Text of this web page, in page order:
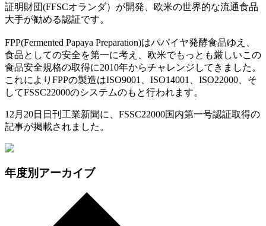
証明財団(FFSCオランダ）が開発、欧米の世界的な流通食品
大手が勧める認証です。
FPP(Fermented Papaya Preparation)はパパイヤ発酵食品ゆえ、
食品としての安全を第一に考え、欧米でもっとも厳しいこの
食品安全規格の取得に2010年からチャレンジしてきました。
これによりFPPの製造はISO9001、ISO14001、ISO22000、そ
してFSSC22000のシステムのもと行われます。
12月20日日刊工業新聞に、FSSC22000国内第一号認証取得の
記事が掲載されました。
年度別アーカイブ